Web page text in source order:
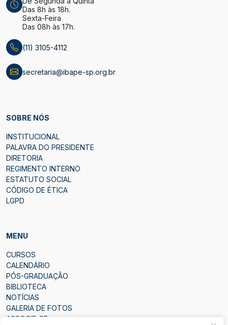
Das 8h às 18h.
Sexta-Feira
Das 08h às 17h.
(11) 3105-4112
secretaria@ibape-sp.org.br
SOBRE NÓS
INSTITUCIONAL
PALAVRA DO PRESIDENTE
DIRETORIA
REGIMENTO INTERNO
ESTATUTO SOCIAL
CÓDIGO DE ÉTICA
LGPD
MENU
CURSOS
CALENDÁRIO
PÓS-GRADUAÇÃO
BIBLIOTECA
NOTÍCIAS
GALERIA DE FOTOS
ASSOCIE-SE